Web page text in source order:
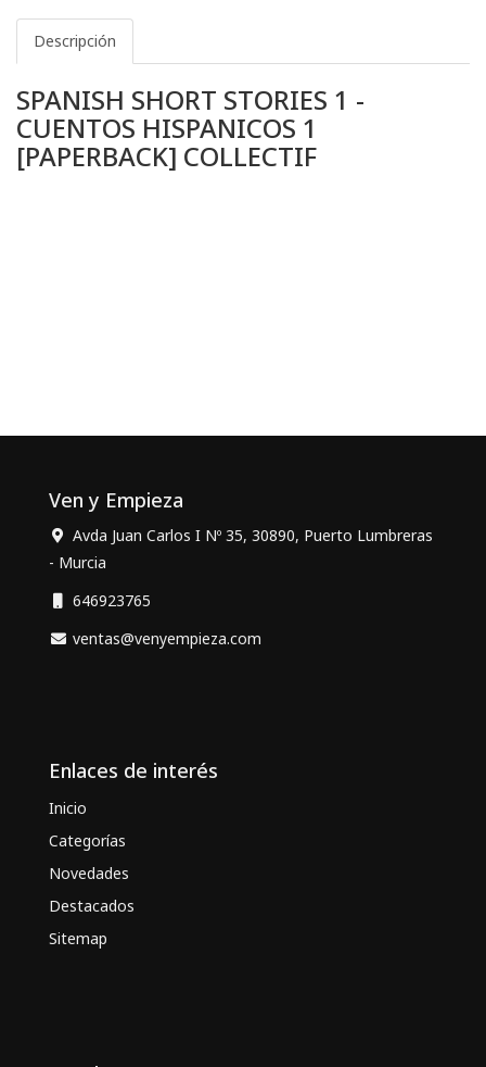
Descripción
SPANISH SHORT STORIES 1 -
CUENTOS HISPANICOS 1
[PAPERBACK] COLLECTIF
Ven y Empieza
Avda Juan Carlos I Nº 35, 30890, Puerto Lumbreras
- Murcia
646923765
ventas@venyempieza.com
Enlaces de interés
Inicio
Categorías
Novedades
Destacados
Sitemap